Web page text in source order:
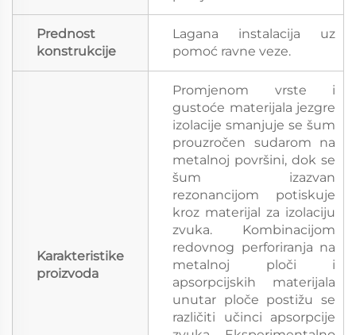
Prednost
konstrukcije
Lagana instalacija uz
pomoć ravne veze.
Karakteristike
proizvoda
Promjenom vrste i
gustoće materijala jezgre
izolacije smanjuje se šum
prouzročen sudarom na
metalnoj površini, dok se
šum izazvan
rezonancijom potiskuje
kroz materijal za izolaciju
zvuka. Kombinacijom
redovnog perforiranja na
metalnoj ploči i
apsorpcijskih materijala
unutar ploče postižu se
različiti učinci apsorpcije